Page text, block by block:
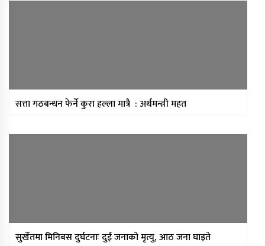
सत्ता गठबन्धन फेर्ने कुरा हल्ला मात्रै : अर्थमन्त्री महत
सुर्खेतमा मिनिबस दुर्घटनाः दुई जनाको मृत्यु, आठ जना घाइते